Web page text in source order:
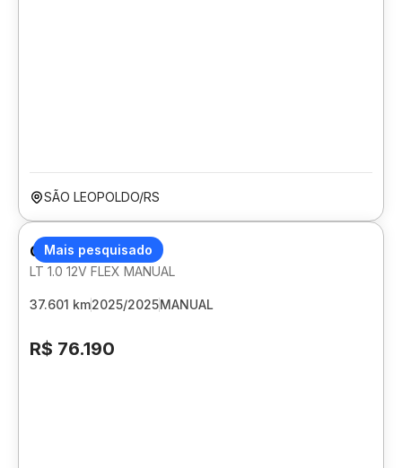
SÃO LEOPOLDO/RS
Mais pesquisado
CHEVROLET ONIX
LT 1.0 12V FLEX MANUAL
37.601 km2025/2025MANUAL
R$ 76.190